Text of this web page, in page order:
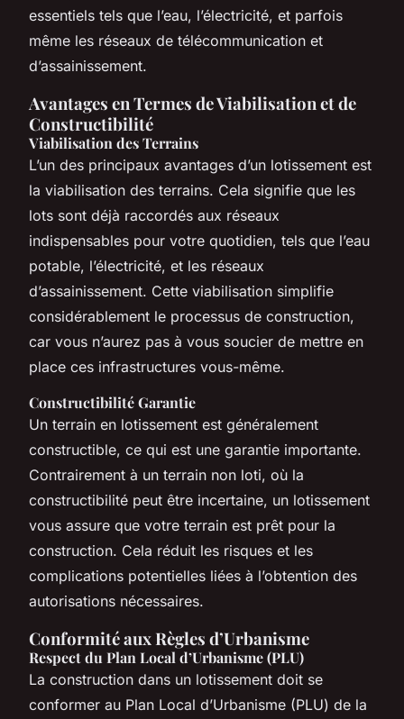
essentiels tels que l’eau, l’électricité, et parfois
même les réseaux de télécommunication et
d’assainissement.
Avantages en Termes de Viabilisation et de
Constructibilité
Viabilisation des Terrains
L’un des principaux avantages d’un lotissement est
la viabilisation des terrains. Cela signifie que les
lots sont déjà raccordés aux réseaux
indispensables pour votre quotidien, tels que l’eau
potable, l’électricité, et les réseaux
d’assainissement. Cette viabilisation simplifie
considérablement le processus de construction,
car vous n’aurez pas à vous soucier de mettre en
place ces infrastructures vous-même.
Constructibilité Garantie
Un terrain en lotissement est généralement
constructible, ce qui est une garantie importante.
Contrairement à un terrain non loti, où la
constructibilité peut être incertaine, un lotissement
vous assure que votre terrain est prêt pour la
construction. Cela réduit les risques et les
complications potentielles liées à l’obtention des
autorisations nécessaires.
Conformité aux Règles d’Urbanisme
Respect du Plan Local d’Urbanisme (PLU)
La construction dans un lotissement doit se
conformer au Plan Local d’Urbanisme (PLU) de la